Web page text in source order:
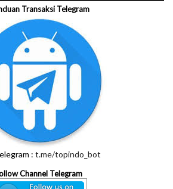
Transaksi Telegram
: t.me/topindo_bot
Channel Telegram